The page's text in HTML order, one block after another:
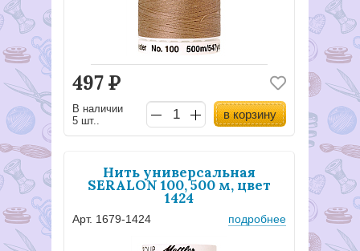
497Р
В наличии
5 шт..
в корзину
Нить универсальная
SERALON 100, 500 м, цвет
1424
Арт. 1679-1424 подробнее